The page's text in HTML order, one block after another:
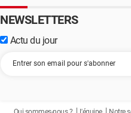
NEWSLETTERS
Actu du jour